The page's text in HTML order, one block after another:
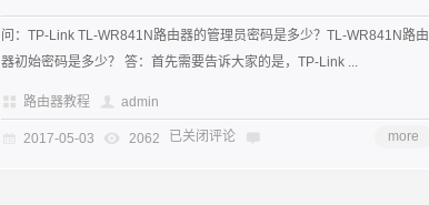
问：TP-Link TL-WR841N路由器的管理员密码是多少？TL-WR841N路由
器初始密码是多少？ 答：首先需要告诉大家的是，TP-Link ...
路由器教程 admin
2017-05-03 2062 已关闭评论 more